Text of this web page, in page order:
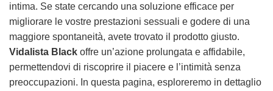
intima. Se state cercando una soluzione efficace per
migliorare le vostre prestazioni sessuali e godere di una
maggiore spontaneità, avete trovato il prodotto giusto.
Vidalista Black offre un’azione prolungata e affidabile,
permettendovi di riscoprire il piacere e l’intimità senza
preoccupazioni. In questa pagina, esploreremo in dettaglio